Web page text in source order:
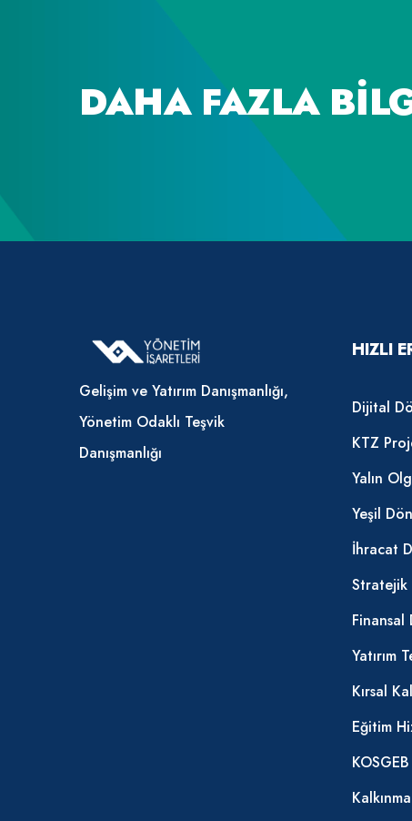
DAHA FAZLA
Gelişim ve Yatırım Danışmanlığı,
Yönetim Odaklı Teşvik
Danışmanlığı
HIZLI
Dijital
KTZ
Yalın
Yeşil
İhracat
Stratejik
Finansal
Yatırım
Kırsal
Eğitim